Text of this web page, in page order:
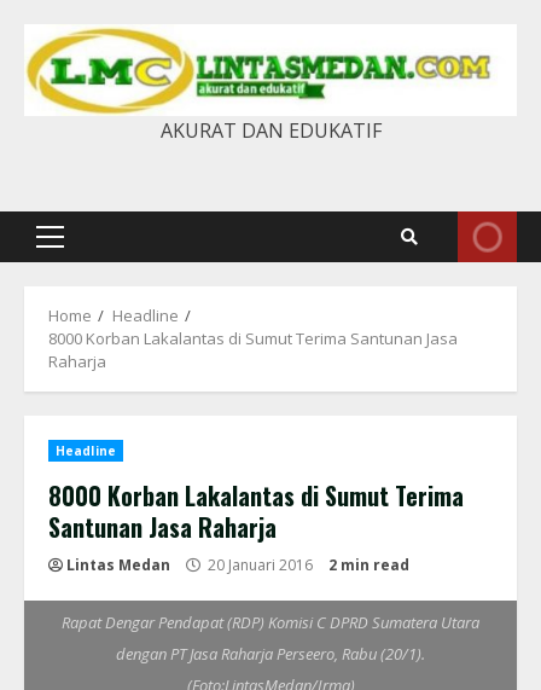
content
AKURAT DAN EDUKATIF
Primary
Home
Headline
8000 Korban Lakalantas di Sumut Terima Santunan Jasa
Raharja
Headline
8000 Korban Lakalantas di Sumut Terima
Santunan Jasa Raharja
Lintas Medan 20 Januari 2016 2 min read
Rapat Dengar Pendapat (RDP) Komisi C DPRD Sumatera Utara
dengan PT Jasa Raharja Perseero, Rabu (20/1).
(Foto:LintasMedan/Irma)